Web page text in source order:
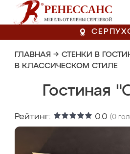
ГЛАВНАЯ → СТЕНКИ В
В КЛАССИЧЕСКОМ СТИЛЕ
Гостиная
Рейтинг: 0.0 (0